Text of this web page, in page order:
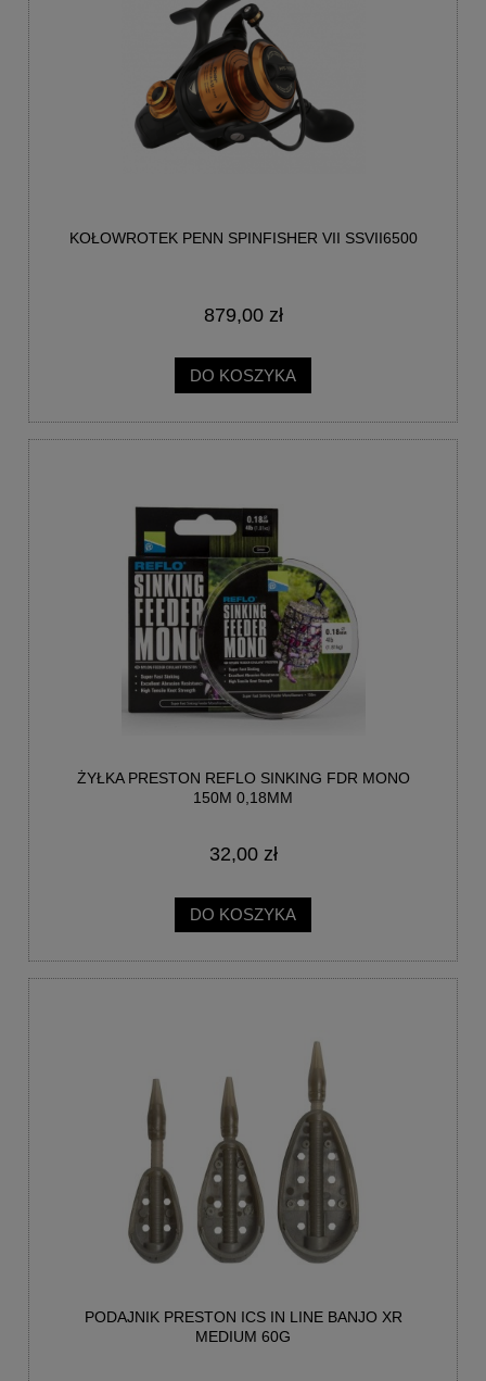
KOŁOWROTEK PENN SPINFISHER VII SSVII6500
879,00 zł
DO KOSZYKA
ŻYŁKA PRESTON REFLO SINKING FDR MONO
150M 0,18MM
32,00 zł
DO KOSZYKA
PODAJNIK PRESTON ICS IN LINE BANJO XR
MEDIUM 60G